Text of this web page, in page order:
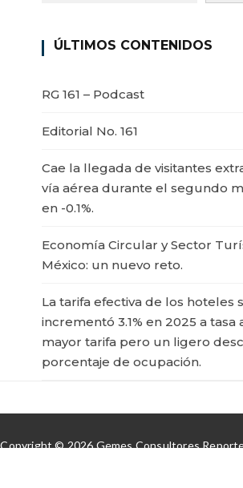
ÚLTIMOS CONTENIDOS
RG 161 – Podcast
Editorial No. 161
Cae la llegada de visitantes
vía aérea durante el segundo
en -0.1%.
Economía Circular y Sector
México: un nuevo reto.
La tarifa efectiva de los hoteles
incrementó 3.1% en 2025 a tasa
mayor tarifa pero un ligero
porcentaje de ocupación.
Copyright © 2026 Gemes Consultores